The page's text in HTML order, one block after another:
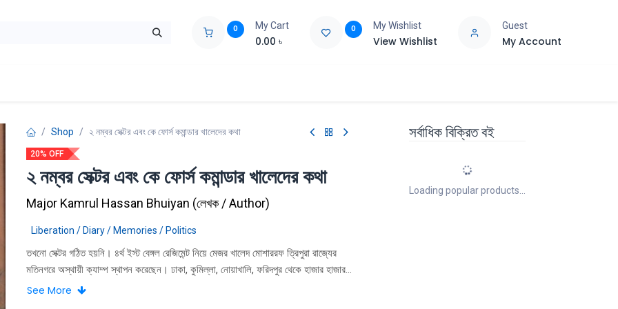
0 My Cart
0.00 ৳
0 My Wishlist
View Wishlist
Guest
My Account
Shop ২ নম্বর সেক্টর এবং কে ফোর্স কমান্ডার খালেদের কথা
20% OFF
২ নম্বর সেক্টর এবং কে ফোর্স কমান্ডার খালেদের কথা
Major Kamrul Hassan Bhuiyan (লেখক / Author)
Liberation / Diary / Memories / Politics
তখনো সেক্টর গঠিত হয়নি। ৪র্থ ইস্ট বেঙ্গল রেজিমেন্ট নিয়ে মেজর খালেদ মোশাররফ ত্রিপুরা রাজ্যের
মতিনগরে অস্থায়ী ক্যাম্প স্থাপন করেছেন। ঢাকা, কুমিল্লা, নোয়াখালি, ফরিদপুর থেকে হাজার হাজার
মুক্তিপাগল ছাত্র-জনতা উপস্থিত বক্তৃতায় তাদের উদ্দেশ্যে বলেন, ‘আমি তোমাদের দেশপ্রেম শেখাবো
See More
সর্বাধিক বিক্রিত বই
Loading popular products...